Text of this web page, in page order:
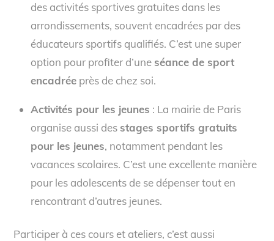
des activités sportives gratuites dans les
arrondissements, souvent encadrées par des
éducateurs sportifs qualifiés. C’est une super
option pour profiter d’uneséance de sport
encadréeprès de chez soi.
Activités pour les jeunes : La mairie de Paris
organise aussi desstages sportifs gratuits
pour les jeunes, notamment pendant les
vacances scolaires. C’est une excellente manière
pour les adolescents de se dépenser tout en
rencontrant d’autres jeunes.
Participer à ces cours et ateliers, c’est aussi